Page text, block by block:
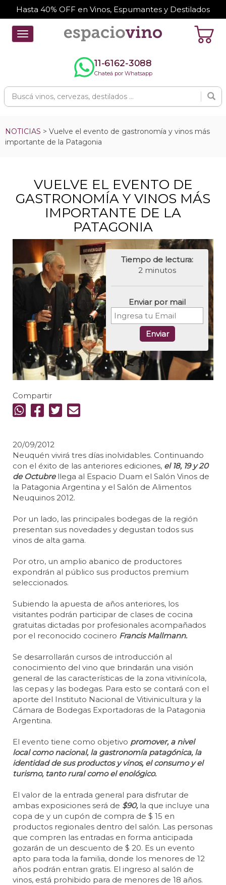
Hasta 40% OFF en Vinos, Espumantes y Destilados
Toggle
navigation
11-6162-3088
Chateá por Whatsapp
NOTICIAS > Vuelve el evento de gastronomía y vinos más
importante de la Patagonia
VUELVE EL EVENTO DE
GASTRONOMÍA Y VINOS MÁS
IMPORTANTE DE LA
PATAGONIA
Tiempo de lectura:
2 minutos
Enviar por mail
Enviar
Compartir
20/09/2012
Neuquén vivirá tres días inolvidables. Continuando
con el éxito de las anteriores ediciones, el 18, 19 y 20
de Octubrellega al Espacio Duam el Salón Vinos de
la Patagonia Argentina y el Salón de Alimentos
Neuquinos 2012.
Por un lado, las principales bodegas de la región
presentan sus novedades y degustan todos sus
vinos de alta gama.
Por otro, un amplio abanico de productores
expondrán al público sus productos premium
seleccionados.
Subiendo la apuesta de años anteriores, los
visitantes podrán participar de clases de cocina
gratuitas dictadas por profesionales acompañados
por el reconocido cocinero Francis Mallmann.
Se desarrollarán cursos de introducción al
conocimiento del vino que brindarán una visión
general de las características de la zona vitivinícola,
las cepas y las bodegas. Para esto se contará con el
aporte del Instituto Nacional de Vitivinicultura y la
Cámara de Bodegas Exportadoras de la Patagonia
Argentina.
El evento tiene como objetivo promover, a nivel
local como nacional, la gastronomía patagónica, la
identidad de sus productos y vinos, el consumo y el
turismo, tanto rural como el enológico.
El valor de la entrada general para disfrutar de
ambas exposiciones será de $90,la que incluye una
copa de y un cupón de compra de $ 15 en
productos regionales dentro del salón. Las personas
que compren las entradas en forma anticipada
gozarán de un descuento de $ 20. Es un evento
apto para toda la familia, donde los menores de 12
años podrán entran gratis. El ingreso al salón de
vinos, está prohibido para de menores de 18 años.